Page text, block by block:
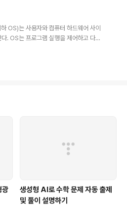
수 있는 것이 아니었다. 또한 컴퓨터는 굉
구입하여 사용자들이 작동법을 익혔다 하
. 컴퓨팅 파워를 사용하기 위해서는 막대
는 사용자와 컴퓨터 하드웨어 사이
. OS는 프로그램 실행을 제어하고 다양
어디에나 있다. 주변에서 일상적으로 접
이다. 그리고 리눅스와 BSD 모두 유닉
전체 목록 (..
광
생성형 AI로 수학 문제 자동 출제
및 풀이 설명하기